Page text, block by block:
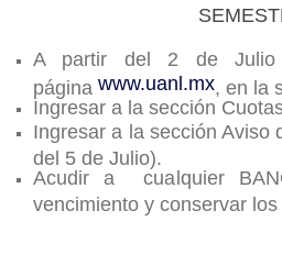
A partir del 2 de Julio
página www.uanl.mx , en la
Ingresar a la sección
Ingresar a la sección Aviso
del 5 de Julio).
Acudir a cualquier
vencimiento y conservar